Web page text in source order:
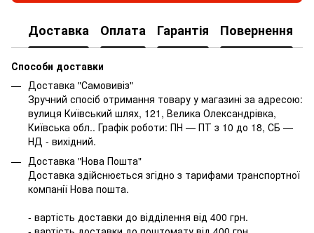
Доставка Оплата Гарантія Повернення
Способи доставки
Доставка "Самовивіз"
Зручний спосіб отримання товару у магазині за адресою:
вулиця Київський шлях, 121, Велика Олександрівка,
Київська обл.. Графік роботи: ПН — ПТ з 10 до 18, СБ —
НД - вихідний.
Доставка "Нова Пошта"
Доставка здійснюється згідно з тарифами транспортної
компанії Нова пошта.
- вартість доставки до відділення від 400 грн.